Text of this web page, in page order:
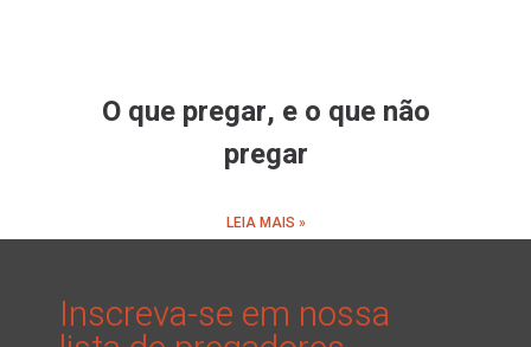
O que pregar, e o que não
pregar
LEIA MAIS »
Inscreva-se em nossa